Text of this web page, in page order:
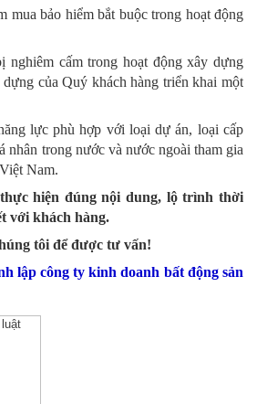
mua bảo hiểm bắt buộc trong hoạt động
nghiêm cấm trong hoạt động xây dựng
của Quý khách hàng triển khai một
lực phù hợp với loại dự án, loại cấp
nhân trong nước và nước ngoài tham gia
Nam.
hiện đúng nội dung, lộ trình thời
với khách hàng.
tôi để được tư vấn!
lập công ty kinh doanh bất động sản